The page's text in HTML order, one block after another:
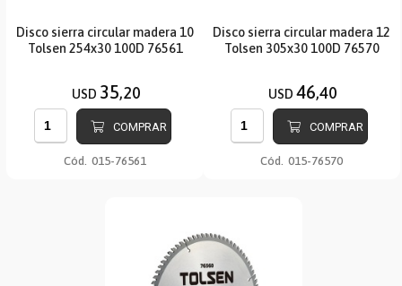
Disco sierra circular madera 10
Tolsen 254x30 100D 76561
USD 35,20
COMPRAR
Cód. 015-76561
Disco sierra circular madera 12
Tolsen 305x30 100D 76570
USD 46,40
COMPRAR
Cód. 015-76570